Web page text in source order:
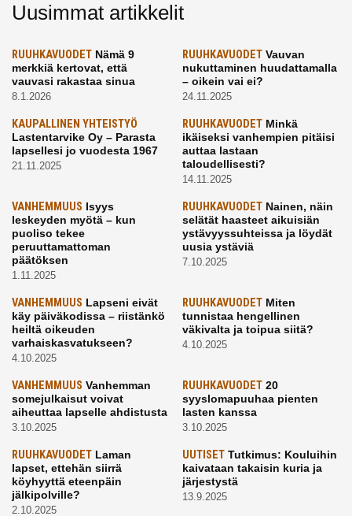
Uusimmat artikkelit
RUUHKAVUODET Nämä 9
merkkiä kertovat, että
vauvasi rakastaa sinua
8.1.2026
RUUHKAVUODETVauvan
nukuttaminen huudattamalla
– oikein vai ei?
24.11.2025
KAUPALLINEN YHTEISTYÖ
Lastentarvike Oy – Parasta
lapsellesi jo vuodesta 1967
21.11.2025
RUUHKAVUODETMinkä
ikäiseksi vanhempien pitäisi
auttaa lastaan
taloudellisesti?
14.11.2025
VANHEMMUUS Isyys
leskeyden myötä – kun
puoliso tekee
peruuttamattoman
päätöksen
1.11.2025
RUUHKAVUODETNainen, näin
selätät haasteet aikuisiän
ystävyyssuhteissa ja löydät
uusia ystäviä
7.10.2025
VANHEMMUUS Lapseni eivät
käy päiväkodissa – riistänkö
heiltä oikeuden
varhaiskasvatukseen?
4.10.2025
RUUHKAVUODETMiten
tunnistaa hengellinen
väkivalta ja toipua siitä?
4.10.2025
VANHEMMUUS Vanhemman
somejulkaisut voivat
aiheuttaa lapselle ahdistusta
3.10.2025
RUUHKAVUODET20
syyslomapuuhaa pienten
lasten kanssa
3.10.2025
RUUHKAVUODET Laman
lapset, ettehän siirrä
köyhyyttä eteenpäin
jälkipolville?
2.10.2025
UUTISETTutkimus: Kouluihin
kaivataan takaisin kuria ja
järjestystä
13.9.2025